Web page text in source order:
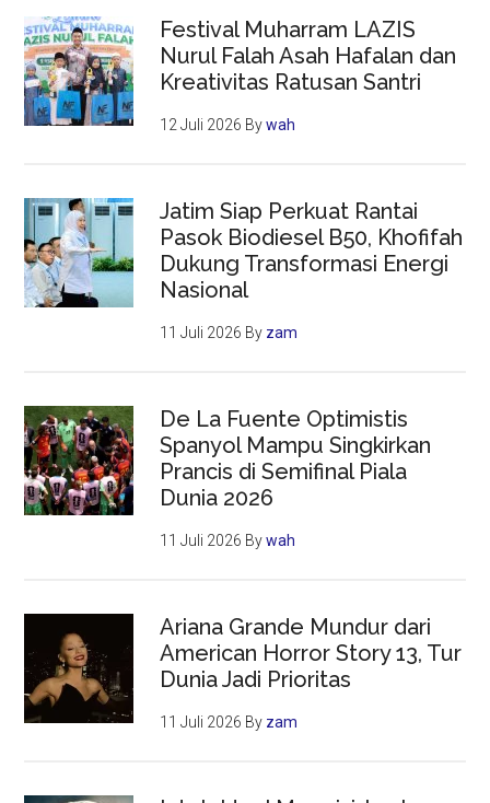
Festival Muharram LAZIS
Nurul Falah Asah Hafalan dan
Kreativitas Ratusan Santri
12 Juli 2026 Bywah
Jatim Siap Perkuat Rantai
Pasok Biodiesel B50, Khofifah
Dukung Transformasi Energi
Nasional
11 Juli 2026 By zam
De La Fuente Optimistis
Spanyol Mampu Singkirkan
Prancis di Semifinal Piala
Dunia 2026
11 Juli 2026 Bywah
Ariana Grande Mundur dari
American Horror Story 13, Tur
Dunia Jadi Prioritas
11 Juli 2026 By zam